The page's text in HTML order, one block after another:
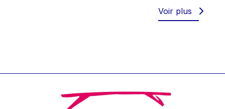
Timothy Radcliffe
Vaclav Klaus
Voir plus